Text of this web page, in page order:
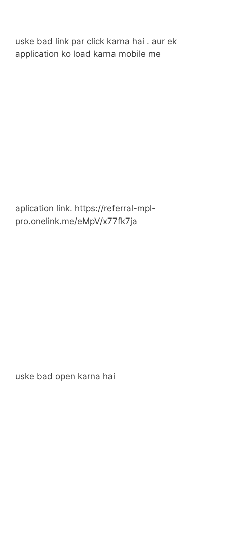
uske bad link par click karna hai . aur ek
application ko load karna mobile me
aplication link. https://referral-mpl-
pro.onelink.me/eMpV/x77fk7ja
uske bad open karna hai